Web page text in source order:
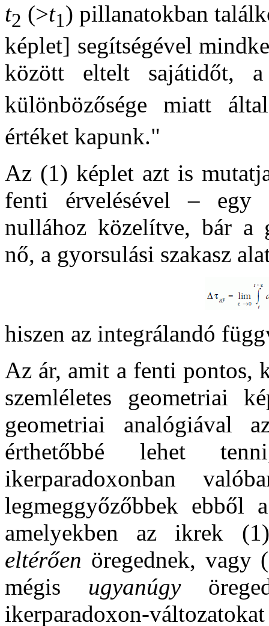
t2 (>t1) pillanatokban
képlet] segítségével
között eltelt sajátidőt,
különbözősége miatt
értéket kapunk."
Az (1) képlet azt is
fenti érvelésével – egy
nullához közelítve, bár a
nő, a gyorsulási szakasz
hiszen az integrálandó
Az ár, amit a fenti pontos,
szemléletes geometriai
geometriai analógiával
érthetőbbé lehet
ikerparadoxonban
legmeggyőzőbbek ebből
amelyekben az ikrek
eltérően öregednek, vagy
mégis ugyanúgy
ikerparadoxon-